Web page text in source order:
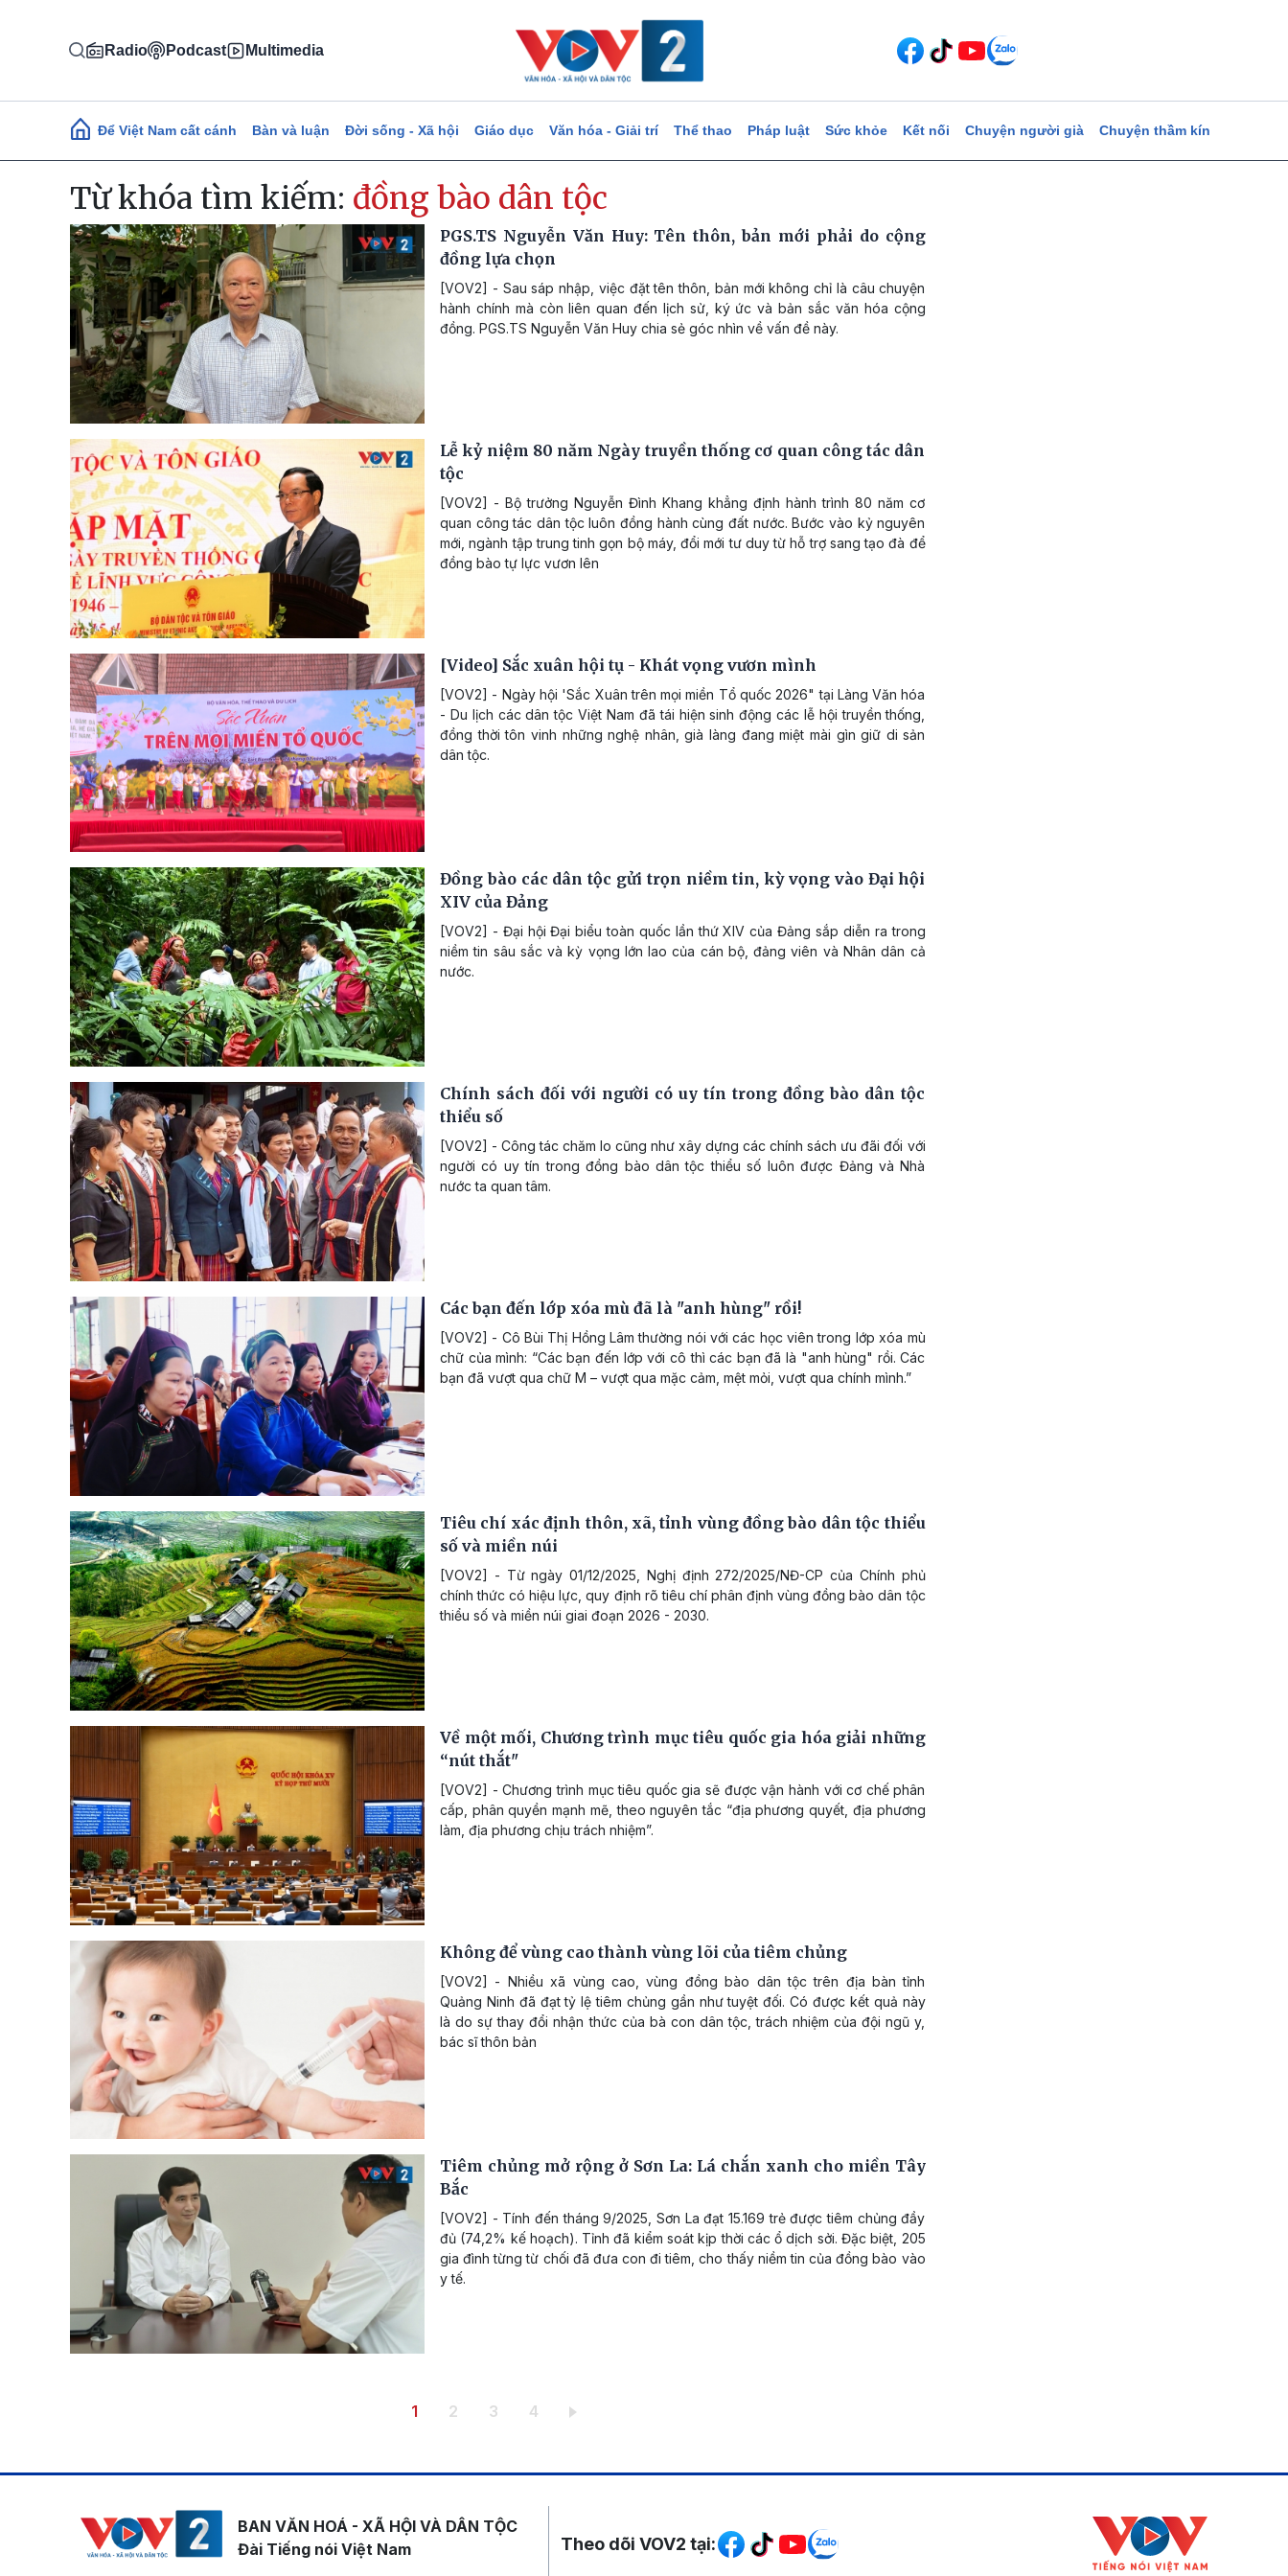
Radio Podcast Multimedia
Main navigation
Để Việt Nam cất cánh Bàn và luận Đời sống - Xã hội Giáo dục Văn hóa - Giải trí Thể thao Pháp luật Sức khỏe Kết nối Chuyện người già Chuyện thầm kín
Từ khóa tìm kiếm: đồng bào dân tộc
PGS.TS Nguyễn Văn Huy: Tên thôn, bản mới phải do cộng
đồng lựa chọn
[VOV2] - Sau sáp nhập, việc đặt tên thôn, bản mới không chỉ là câu chuyện
hành chính mà còn liên quan đến lịch sử, ký ức và bản sắc văn hóa cộng
đồng. PGS.TS Nguyễn Văn Huy chia sẻ góc nhìn về vấn đề này.
Lễ kỷ niệm 80 năm Ngày truyền thống cơ quan công tác dân
tộc
[VOV2] - Bộ trưởng Nguyễn Đình Khang khẳng định hành trình 80 năm cơ
quan công tác dân tộc luôn đồng hành cùng đất nước. Bước vào kỷ nguyên
mới, ngành tập trung tinh gọn bộ máy, đổi mới tư duy từ hỗ trợ sang tạo đà để
đồng bào tự lực vươn lên
[Video] Sắc xuân hội tụ - Khát vọng vươn mình
[VOV2] - Ngày hội 'Sắc Xuân trên mọi miền Tổ quốc 2026" tại Làng Văn hóa
- Du lịch các dân tộc Việt Nam đã tái hiện sinh động các lễ hội truyền thống,
đồng thời tôn vinh những nghệ nhân, già làng đang miệt mài gìn giữ di sản
dân tộc.
Đồng bào các dân tộc gửi trọn niềm tin, kỳ vọng vào Đại hội
XIV của Đảng
[VOV2] - Đại hội Đại biểu toàn quốc lần thứ XIV của Đảng sắp diễn ra trong
niềm tin sâu sắc và kỳ vọng lớn lao của cán bộ, đảng viên và Nhân dân cả
nước.
Chính sách đối với người có uy tín trong đồng bào dân tộc
thiểu số
[VOV2] - Công tác chăm lo cũng như xây dựng các chính sách ưu đãi đối với
người có uy tín trong đồng bào dân tộc thiểu số luôn được Đảng và Nhà
nước ta quan tâm.
Các bạn đến lớp xóa mù đã là "anh hùng" rồi!
[VOV2] - Cô Bùi Thị Hồng Lâm thường nói với các học viên trong lớp xóa mù
chữ của mình: “Các bạn đến lớp với cô thì các bạn đã là "anh hùng" rồi. Các
bạn đã vượt qua chữ M – vượt qua mặc cảm, mệt mỏi, vượt qua chính mình.”
Tiêu chí xác định thôn, xã, tỉnh vùng đồng bào dân tộc thiểu
số và miền núi
[VOV2] - Từ ngày 01/12/2025, Nghị định 272/2025/NĐ-CP của Chính phủ
chính thức có hiệu lực, quy định rõ tiêu chí phân định vùng đồng bào dân tộc
thiểu số và miền núi giai đoạn 2026 - 2030.
Về một mối, Chương trình mục tiêu quốc gia hóa giải những
“nút thắt"
[VOV2] - Chương trình mục tiêu quốc gia sẽ được vận hành với cơ chế phân
cấp, phân quyền mạnh mẽ, theo nguyên tắc “địa phương quyết, địa phương
làm, địa phương chịu trách nhiệm”.
Không để vùng cao thành vùng lõi của tiêm chủng
[VOV2] - Nhiều xã vùng cao, vùng đồng bào dân tộc trên địa bàn tỉnh
Quảng Ninh đã đạt tỷ lệ tiêm chủng gần như tuyệt đối. Có được kết quả này
là do sự thay đổi nhận thức của bà con dân tộc, trách nhiệm của đội ngũ y,
bác sĩ thôn bản
Tiêm chủng mở rộng ở Sơn La: Lá chắn xanh cho miền Tây
Bắc
[VOV2] - Tính đến tháng 9/2025, Sơn La đạt 15.169 trẻ được tiêm chủng đầy
đủ (74,2% kế hoạch). Tỉnh đã kiểm soát kịp thời các ổ dịch sởi. Đặc biệt, 205
gia đình từng từ chối đã đưa con đi tiêm, cho thấy niềm tin của đồng bào vào
y tế.
Trang hiện thời
1 Trang
2 Trang
3 Trang
4
BAN VĂN HOÁ - XÃ HỘI VÀ DÂN TỘC
Đài Tiếng nói Việt Nam
Mạng xã hội
Theo dõi VOV2 tại: